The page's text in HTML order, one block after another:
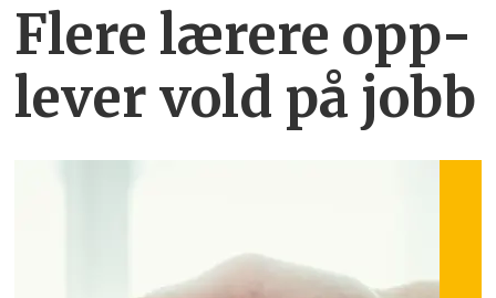
Flere lærere opp­
lever vold på jobb